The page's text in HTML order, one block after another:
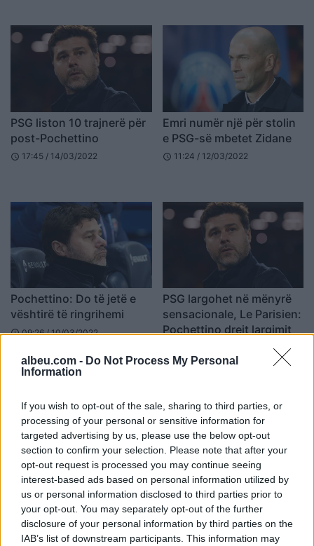
albeu.com - Do Not Process My Personal
Information
If you wish to opt-out of the sale, sharing to third parties, or
processing of your personal or sensitive information for
targeted advertising by us, please use the below opt-out
section to confirm your selection. Please note that after your
opt-out request is processed you may continue seeing
interest-based ads based on personal information utilized by
us or personal information disclosed to third parties prior to
your opt-out. You may separately opt-out of the further
disclosure of your personal information by third parties on the
IAB’s list of downstream participants. This information may
PSG liston 10 trajnerë për
post-Pochettino
schedule 17:45 / 14/03/2022
Emri numër një për stolin
e PSG-së mbetet Zidane
schedule 11:24 / 12/03/2022
Pochettino: Do të jetë e
vështirë të ringrihemi
schedule 09:26 / 10/03/2022
PSG largohet në mënyrë
sensacionale, Le Parisien:
Pochettino drejt largimit
Pochettino në telashe, sa
herë që luajnë MMN, PSG
pëson gola ose humbet
19:20 / 23/02/2022
Real Madrid dhe
Manchester United në
garë për shërbimet e
trajnerit të njohur
schedule 12:16 / 22/02/2022